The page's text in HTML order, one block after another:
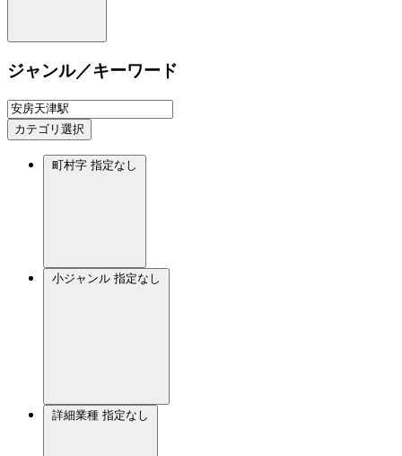
ジャンル／キーワード
カテゴリ選択
町村字 指定なし
小ジャンル 指定なし
詳細業種 指定なし